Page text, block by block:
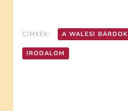
CÍMKÉK: A WALESI BÁRDOK
IRODALOM